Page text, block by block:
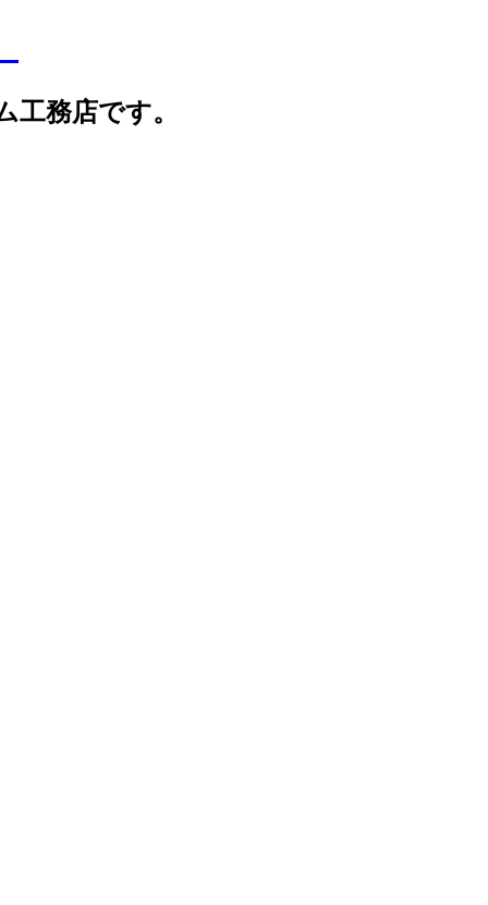
務店です。